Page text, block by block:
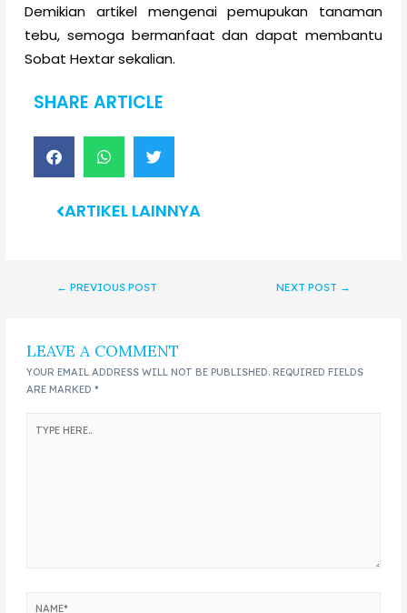
Demikian artikel mengenai pemupukan tanaman
tebu, semoga bermanfaat dan dapat membantu
Sobat Hextar sekalian.
SHARE ARTICLE
ARTIKEL LAINNYA
← PREVIOUS POST NEXT POST →
LEAVE A COMMENT
YOUR EMAIL ADDRESS WILL NOT BE PUBLISHED. REQUIRED FIELDS
ARE MARKED*